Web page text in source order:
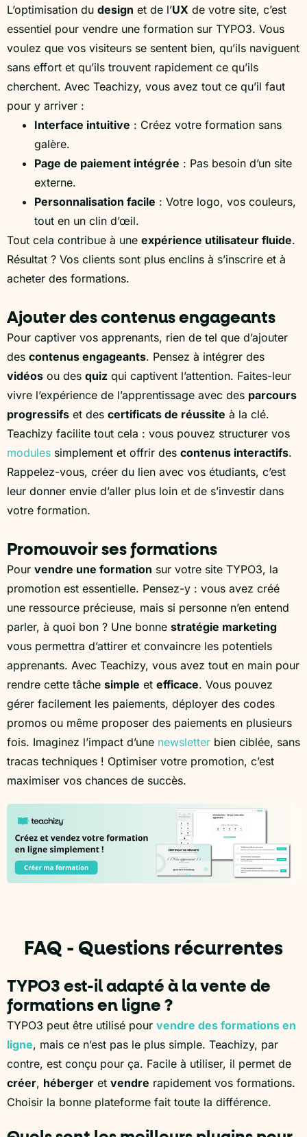
L’optimisation du design et de l’UX de votre site, c’est
essentiel pour vendre une formation sur TYPO3. Vous
voulez que vos visiteurs se sentent bien, qu’ils naviguent
sans effort et qu’ils trouvent rapidement ce qu’ils
cherchent. Avec Teachizy, vous avez tout ce qu’il faut
pour y arriver :
Interface intuitive : Créez votre formation sans
galère.
Page de paiement intégrée : Pas besoin d’un site
externe.
Personnalisation facile : Votre logo, vos couleurs,
tout en un clin d’œil.
Tout cela contribue à une expérience utilisateur fluide.
Résultat ? Vos clients sont plus enclins à s’inscrire et à
acheter des formations.
Ajouter des contenus engageants
Pour captiver vos apprenants, rien de tel que d’ajouter
des contenus engageants. Pensez à intégrer des
vidéos ou des quiz qui captivent l’attention. Faites-leur
vivre l’expérience de l’apprentissage avec des parcours
progressifs et des certificats de réussite à la clé.
Teachizy facilite tout cela : vous pouvez structurer vos
modules simplement et offrir des contenus interactifs.
Rappelez-vous, créer du lien avec vos étudiants, c’est
leur donner envie d’aller plus loin et de s’investir dans
votre formation.
Promouvoir ses formations
Pour vendre une formation sur votre site TYPO3, la
promotion est essentielle. Pensez-y : vous avez créé
une ressource précieuse, mais si personne n’en entend
parler, à quoi bon ? Une bonne stratégie marketing
vous permettra d’attirer et convaincre les potentiels
apprenants. Avec Teachizy, vous avez tout en main pour
rendre cette tâche simple et efficace. Vous pouvez
gérer facilement les paiements, déployer des codes
promos ou même proposer des paiements en plusieurs
fois. Imaginez l’impact d’une newsletter bien ciblée, sans
tracas techniques ! Optimiser votre promotion, c’est
maximiser vos chances de succès.
FAQ - Questions récurrentes
TYPO3 est-il adapté à la vente de
formations en ligne ?
TYPO3 peut être utilisé pour vendre des formations en
ligne, mais ce n’est pas le plus simple. Teachizy, par
contre, est conçu pour ça. Facile à utiliser, il permet de
créer, héberger et vendre rapidement vos formations.
Choisir la bonne plateforme fait toute la différence.